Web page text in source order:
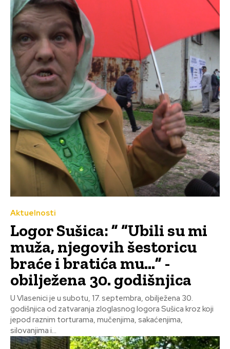
Aktuelnosti
Logor Sušica: ” “Ubili su mi
muža, njegovih šestoricu
braće i bratića mu…” -
obilježena 30. godišnjica
U Vlasenici je u subotu, 17. septembra, obilježena 30.
godišnjica od zatvaranja zloglasnog logora Sušica kroz koji
jepod raznim torturama, mučenjima, sakaćenjima,
silovanjima i...